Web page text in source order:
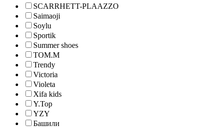
SCARRHETT-PLAAZZO
Saimaoji
Soylu
Sportik
Summer shoes
TOM.M
Trendy
Victoria
Violeta
Xifa kids
Y.Top
YZY
Башили